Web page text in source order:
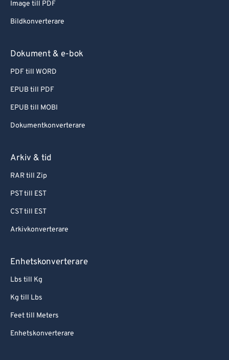
Image till PDF
Bildkonverterare
Dokument & e-bok
PDF till WORD
EPUB till PDF
EPUB till MOBI
Dokumentkonverterare
Arkiv & tid
RAR till Zip
PST till EST
CST till EST
Arkivkonverterare
Enhetskonverterare
Lbs till Kg
Kg till Lbs
Feet till Meters
Enhetskonverterare